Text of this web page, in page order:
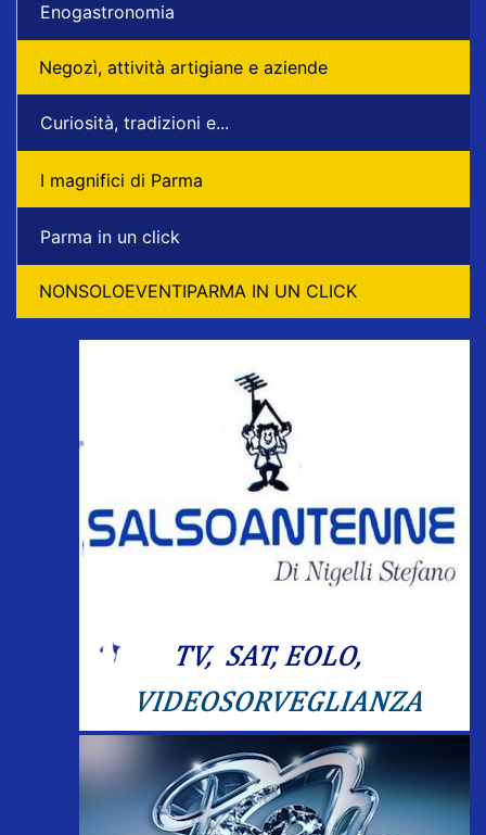
Enogastronomia
Negozì, attività artigiane e aziende
Curiosità, tradizioni e...
I magnifici di Parma
Parma in un click
NONSOLOEVENTIPARMA IN UN CLICK